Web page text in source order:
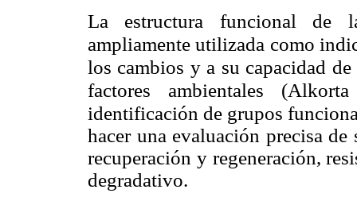
La estructura funcional de
ampliamente utilizada como
los cambios y a su capacidad
factores ambientales
identificación de grupos
hacer una evaluación precisa de
recuperación y regeneración,
degradativo.